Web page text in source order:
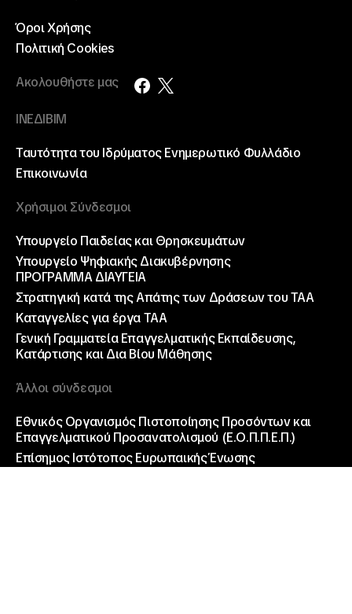
Όροι Χρήσης
Πολιτική Cookies
Ακολουθήστε μας
ΙΝΕΔΙΒΙΜ
Ταυτότητα του ΙδρύματοςΕνημερωτικό Φυλλάδιο
Επικοινωνία
Χρήσιμοι Σύνδεσμοι
Υπουργείο Παιδείας και Θρησκευμάτων
Υπουργείο Ψηφιακής Διακυβέρνησης
ΠΡΟΓΡΑΜΜΑ ΔΙΑΥΓΕΙΑ
Στρατηγική κατά της Απάτης των Δράσεων του ΤΑΑ
Καταγγελίες για έργα ΤΑΑ
Γενική Γραμματεία Επαγγελματικής Εκπαίδευσης,
Κατάρτισης και Δια Βίου Μάθησης
Άλλοι σύνδεσμοι
Εθνικός Οργανισμός Πιστοποίησης Προσόντων και
Επαγγελματικού Προσανατολισμού (Ε.Ο.Π.Π.Ε.Π.)
Επίσημος Ιστότοπος Ευρωπαικής Ένωσης